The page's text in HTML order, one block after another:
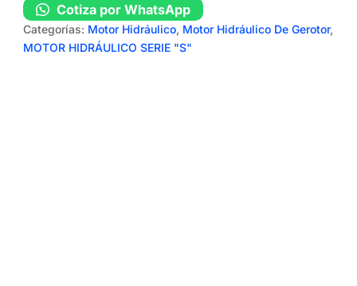
Cotiza por WhatsApp
Categorías: Motor Hidráulico, Motor Hidráulico De Gerotor,
MOTOR HIDRÁULICO SERIE "S"